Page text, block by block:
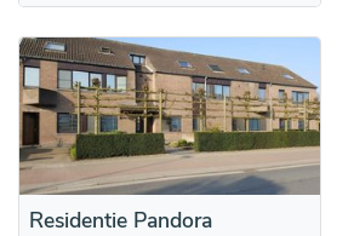
Residentie Pandora